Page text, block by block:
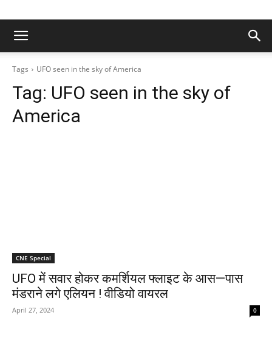
Tags UFO seen in the sky of America
Tag: UFO seen in the sky of
America
CNE Special
UFO में सवार होकर कमर्शियल फ्लाइट के आस—पास
मंडराने लगे एलियन ! वीडियो वायरल
April 27, 2024 0